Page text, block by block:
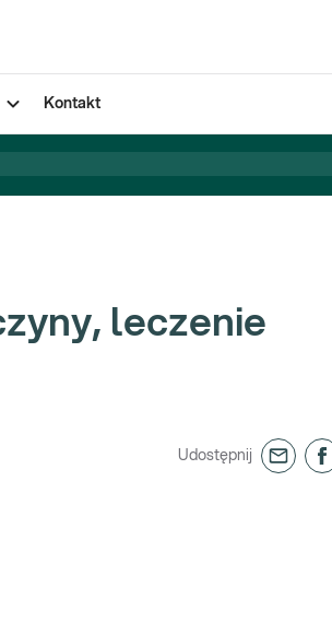
Kontakt
leczenie
Udostępnij